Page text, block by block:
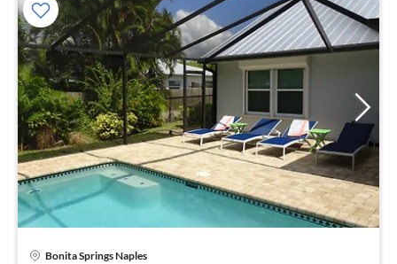
Bonita Springs Naples